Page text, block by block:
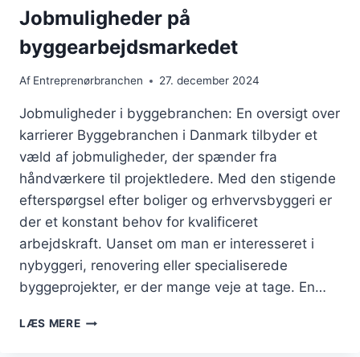
Jobmuligheder på
byggearbejdsmarkedet
Af Entreprenørbranchen 27. december 2024
Jobmuligheder i byggebranchen: En oversigt over
karrierer Byggebranchen i Danmark tilbyder et
væld af jobmuligheder, der spænder fra
håndværkere til projektledere. Med den stigende
efterspørgsel efter boliger og erhvervsbyggeri er
der et konstant behov for kvalificeret
arbejdskraft. Uanset om man er interesseret i
nybyggeri, renovering eller specialiserede
byggeprojekter, er der mange veje at tage. En…
LÆS MEREJOBMULIGHEDER